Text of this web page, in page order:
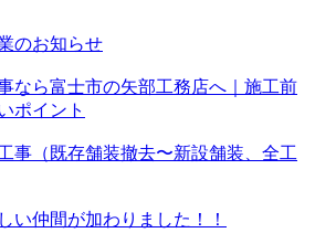
のお知らせ
なら富士市の矢部工務店へ｜施工前
ポイント
（既存舗装撤去〜新設舗装、全工
い仲間が加わりました！！